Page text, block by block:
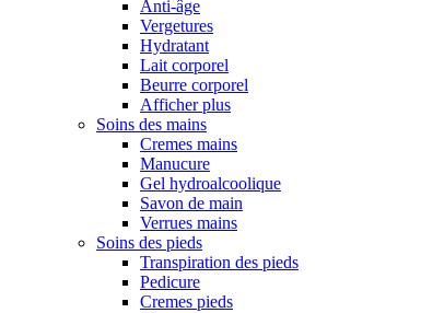
Anti-âge
Vergetures
Hydratant
Lait corporel
Beurre corporel
Afficher plus
Soins des mains
Cremes mains
Manucure
Gel hydroalcoolique
Savon de main
Verrues mains
Soins des pieds
Transpiration des pieds
Pedicure
Cremes pieds